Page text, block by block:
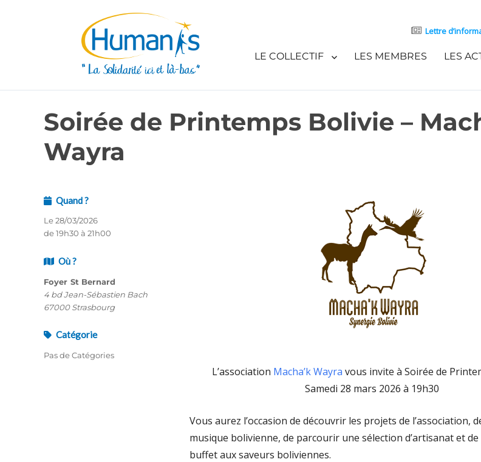
Lettre
LE COLLECTIF LES MEMBRES LES
Soirée de Printemps Bolivie –
Wayra
L’association Macha’k Wayra vous invite à Soirée de
Samedi 28 mars 2026 à 19h30
Vous aurez l’occasion de découvrir les projets de l’association,
musique bolivienne, de parcourir une sélection d’artisanat et
buffet aux saveurs boliviennes.
Quand ?
Le 28/03/2026
de 19h30 à 21h00
Où ?
Foyer St Bernard
4 bd Jean-Sébastien Bach
67000 Strasbourg
Catégorie
Pas de Catégories